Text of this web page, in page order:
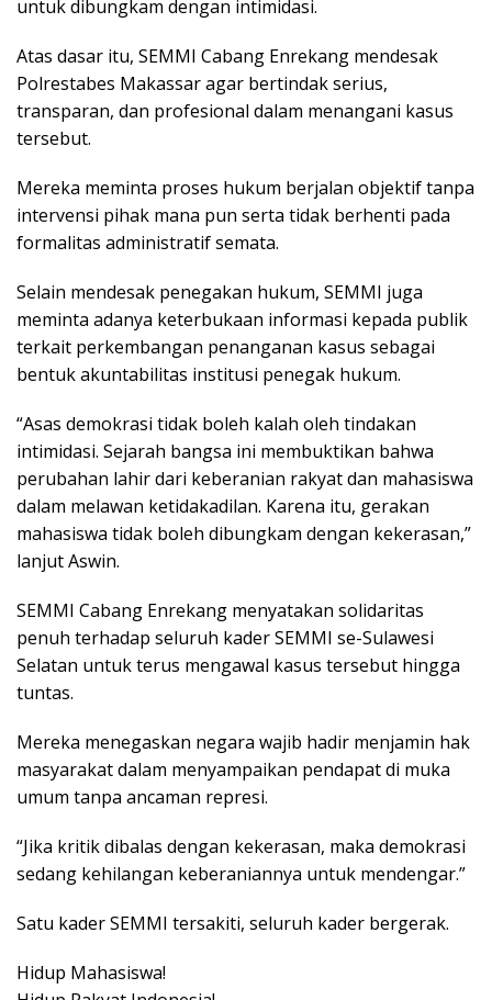
untuk dibungkam dengan intimidasi.
Atas dasar itu, SEMMI Cabang Enrekang mendesak
Polrestabes Makassar agar bertindak serius,
transparan, dan profesional dalam menangani kasus
tersebut.
Mereka meminta proses hukum berjalan objektif tanpa
intervensi pihak mana pun serta tidak berhenti pada
formalitas administratif semata.
Selain mendesak penegakan hukum, SEMMI juga
meminta adanya keterbukaan informasi kepada publik
terkait perkembangan penanganan kasus sebagai
bentuk akuntabilitas institusi penegak hukum.
“Asas demokrasi tidak boleh kalah oleh tindakan
intimidasi. Sejarah bangsa ini membuktikan bahwa
perubahan lahir dari keberanian rakyat dan mahasiswa
dalam melawan ketidakadilan. Karena itu, gerakan
mahasiswa tidak boleh dibungkam dengan kekerasan,”
lanjut Aswin.
SEMMI Cabang Enrekang menyatakan solidaritas
penuh terhadap seluruh kader SEMMI se-Sulawesi
Selatan untuk terus mengawal kasus tersebut hingga
tuntas.
Mereka menegaskan negara wajib hadir menjamin hak
masyarakat dalam menyampaikan pendapat di muka
umum tanpa ancaman represi.
“Jika kritik dibalas dengan kekerasan, maka demokrasi
sedang kehilangan keberaniannya untuk mendengar.”
Satu kader SEMMI tersakiti, seluruh kader bergerak.
Hidup Mahasiswa!